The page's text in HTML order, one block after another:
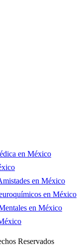
en México
en México
en México
en México
Reservados